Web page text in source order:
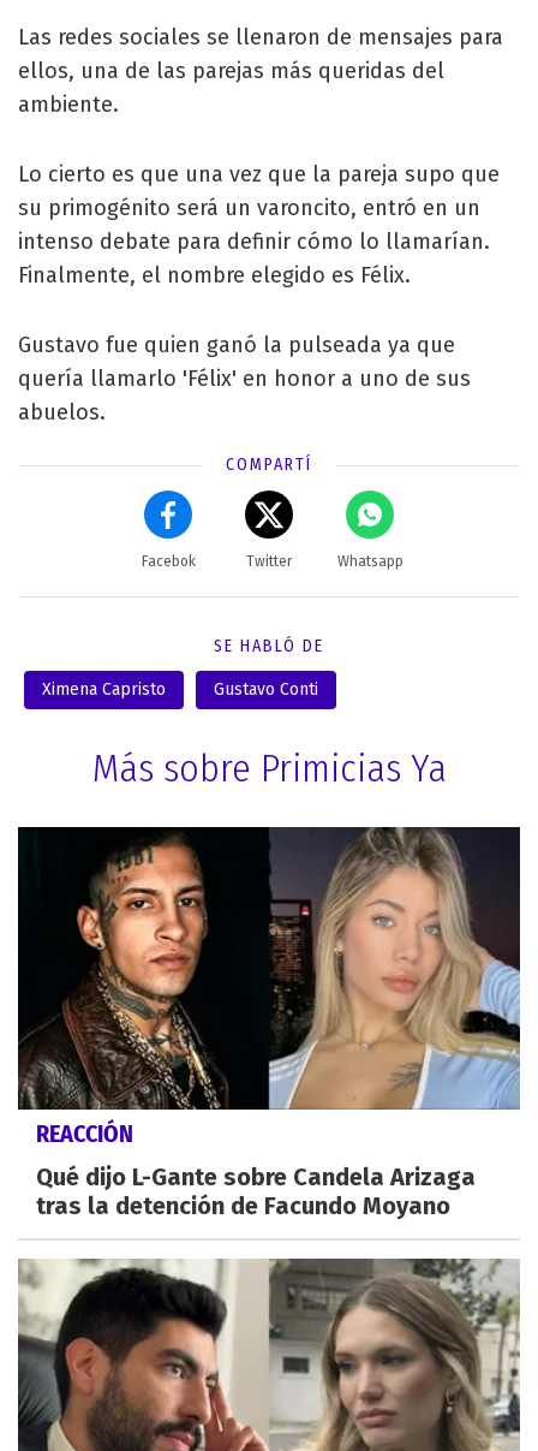
Las redes sociales se llenaron de mensajes para
ellos, una de las parejas más queridas del
ambiente.
Lo cierto es que una vez que la pareja supo que
su primogénito será un varoncito, entró en un
intenso debate para definir cómo lo llamarían.
Finalmente, el nombre elegido es Félix.
Gustavo fue quien ganó la pulseada ya que
quería llamarlo 'Félix' en honor a uno de sus
abuelos.
COMPARTÍ
Facebok Twitter Whatsapp
SE HABLÓ DE
Ximena Capristo Gustavo Conti
Más sobre Primicias Ya
REACCIÓN
Qué dijo L-Gante sobre Candela Arizaga
tras la detención de Facundo Moyano